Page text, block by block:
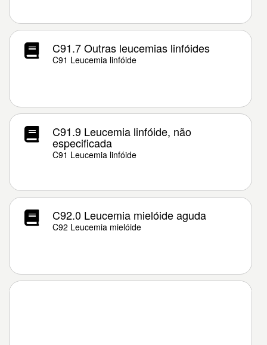
C91.7 Outras leucemias linfóides
C91 Leucemia linfóide
C91.9 Leucemia linfóide, não
especificada
C91 Leucemia linfóide
C92.0 Leucemia mielóide aguda
C92 Leucemia mielóide